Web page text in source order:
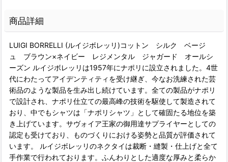
商品詳細
LUIGI BORRELLI (ルイジボレッリ)コットン シルク ベージ
ュ ブラウン×ネイビー レジメンタル ジャガード オールシ
ーズン ルイジボレッリは1957年にナポリに設立されました。4世
代にわたってアイデンティティを受け継ぎ、今なお洗練された芸
術品のような製品を生み出し続けています。全ての製品がナポリ
で設計され、ナポリ仕立ての最高峰の技術を駆使して製造されて
おり、中でもシャツは「ナポリシャツ」として確固たる地位を築
き上げています。サヴォイア王家の御用達サプライヤーとしての
認定も受けており、ものづくりにおける姿勢と品質が評価されて
います。 ルイジボレッリのネクタイは裁断・縫製・仕上げと全て
手作業で行われております。ふんわりとした適度な厚みと柔らか